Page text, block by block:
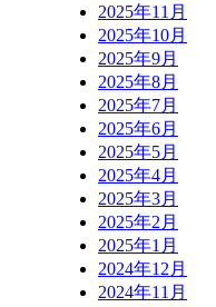
2025年11月
2025年10月
2025年9月
2025年8月
2025年7月
2025年6月
2025年5月
2025年4月
2025年3月
2025年2月
2025年1月
2024年12月
2024年11月